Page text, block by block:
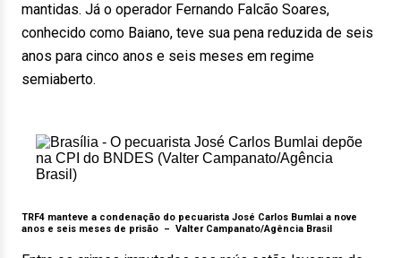
mantidas. Já o operador Fernando Falcão Soares,
conhecido como Baiano, teve sua pena reduzida de seis
anos para cinco anos e seis meses em regime
semiaberto.
TRF4 manteve a condenação do pecuarista José Carlos Bumlai a nove
anos e seis meses de prisão – Valter Campanato/Agência Brasil